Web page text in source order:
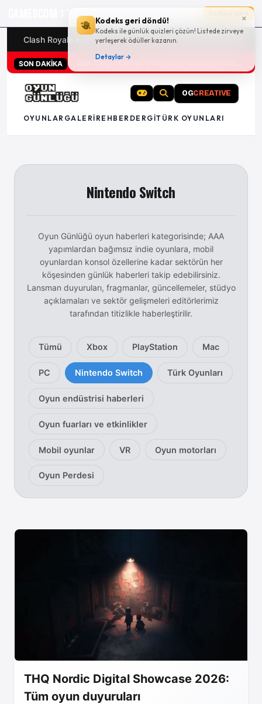
×
Kodeks geri döndü!
Kodeks ile günlük quizleri çözün! Listede zirveye
yerleşerek ödüller kazanın.
Detaylar →
17g 00:19:32
Clash Royale kodları Türk oyunları (PC ve konsollar) -
SON DAKİKA
OGCREATIVE
OYUNLAR GALERI REHBER DERGITÜRK OYUNLARI
Nintendo Switch
Oyun Günlüğü oyun
Oyun Günlüğü oyun haberleri kategorisinde; AAA
yapımlardan bağımsız indie oyunlara, mobil
oyunlardan konsol özellerine kadar sektörün her
köşesinden günlük haberleri takip edebilirsiniz.
Lansman duyuruları, fragmanlar, güncellemeler, stüdyo
açıklamaları ve sektör gelişmeleri editörlerimiz
tarafından titizlikle haberleştirilir.
Tümü Xbox PlayStation Mac
PC Nintendo Switch Türk Oyunları
Oyun endüstrisi haberleri
Oyun fuarları ve etkinlikler
Mobil oyunlar VR Oyun motorları
Oyun Perdesi
THQ Nordic Digital Showcase 2026:
Tüm oyun duyuruları